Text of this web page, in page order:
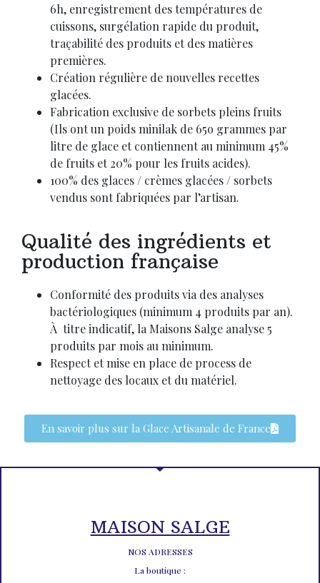
6h, enregistrement des températures de
cuissons, surgéla­tion rapide du produit,
traçabilité des produits et des matières
premières.
Création régulière de nouvelles recettes
glacées.
Fabrication exclusive de sorbets pleins fruits
(Ils ont un poids minilak de 65o grammes par
litre de glace et contiennent au minimum 45%
de fruits et 20% pour les fruits acides).
100% des glaces / crèmes glacées / sorbets
vendus sont fabriquées par l’artisan.
Qualité des ingrédients et
production française
Conformité des produits via des analyses
bactériologiques (minimum 4 produits par an).
À titre indicatif, la Maisons Salge analyse 5
produits par mois au minimum.
Respect et mise en place de process de
nettoyage des locaux et du matériel.
En savoir plus sur la Glace Artisanale de France
MAISON SALGE
NOS ADRESSES
La boutique :